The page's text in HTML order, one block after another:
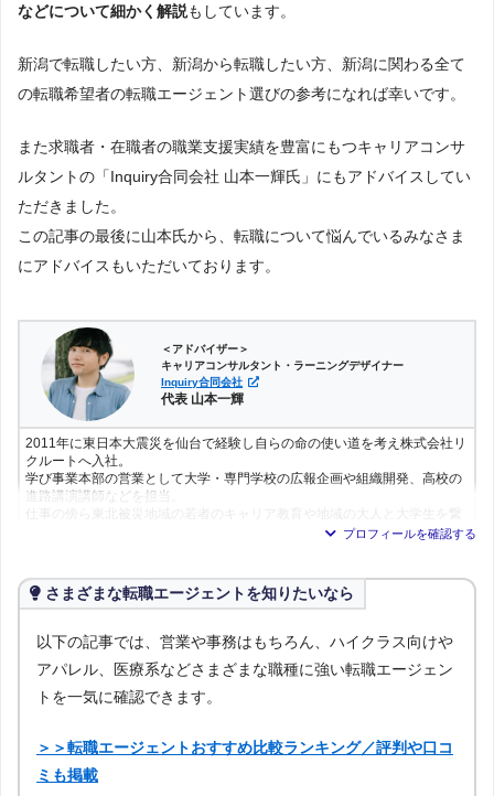
などについて細かく解説もしています。
新潟で転職したい方、新潟から転職したい方、新潟に関わる全て
の転職希望者の転職エージェント選びの参考になれば幸いです。
また求職者・在職者の職業支援実績を豊富にもつキャリアコンサ
ルタントの「Inquiry合同会社 山本一輝氏」にもアドバイスしてい
ただきました。
この記事の最後に山本氏から、転職について悩んでいるみなさま
にアドバイスもいただいております。
＜アドバイザー＞
キャリアコンサルタント・ラーニングデザイナー
Inquiry合同会社
代表 山本一輝
2011年に東日本大震災を仙台で経験し自らの命の使い道を考え株式会社リ
クルートへ入社。
学び事業本部の営業として大学・専門学校の広報企画や組織開発、高校の
進路講演講師などを担当。
2021年4月よりInquiry合同会社
を設立。
心理学をはじめとする人間の内面性と組織に関する様々な理論を探究し、
現在は企業の人材開発や組織開発、自治体や教育機関の戦略立案を手がけ
さまざまな転職エージェントを知りたいなら
以下の記事では、営業や事務はもちろん、ハイクラス向けや
アパレル、医療系などさまざまな職種に強い転職エージェン
トを一気に確認できます。
＞＞転職エージェントおすすめ比較ランキング／評判や口コ
ミも掲載